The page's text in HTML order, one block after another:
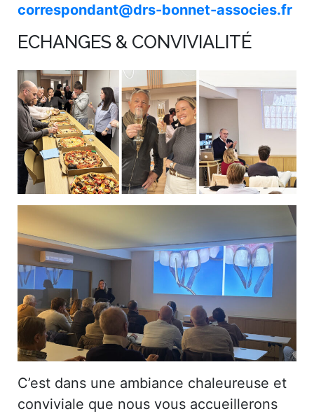
correspondant@drs-bonnet-associes.fr
ECHANGES & CONVIVIALITÉ
C’est dans une ambiance chaleureuse et
conviviale que nous vous accueillerons